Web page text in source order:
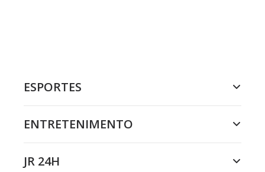
ESPORTES
ENTRETENIMENTO
JR 24H